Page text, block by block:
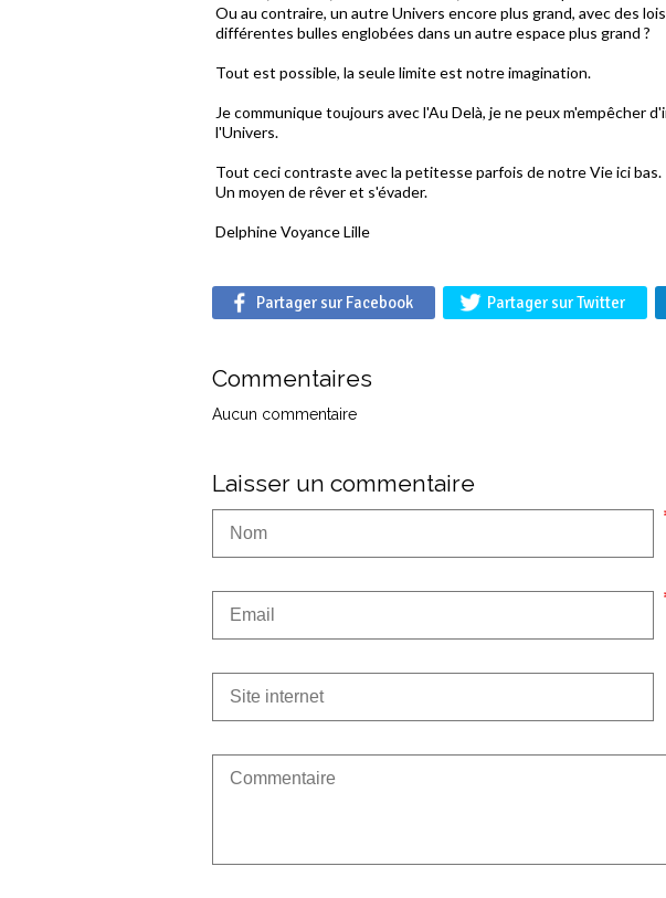
Ou au contraire, un autre Univers encore plus grand, avec des
différentes bulles englobées dans un autre espace plus grand ?
Tout est possible, la seule limite est notre imagination.
Je communique toujours avec l'Au Delà, je ne peux m'empêcher
l'Univers.
Tout ceci contraste avec la petitesse parfois de notre Vie ici bas.
Un moyen de rêver et s'évader.
Delphine Voyance Lille
Partager sur Facebook Partager sur Twitter
Commentaires
Aucun commentaire
Laisser un commentaire